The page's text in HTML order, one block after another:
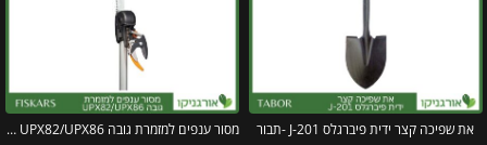
את שפיכה קצר ידית פיברגלס J-201 -תבור מסור ענפים למזמרת גובה UPX82/UPX86 פיסקארס